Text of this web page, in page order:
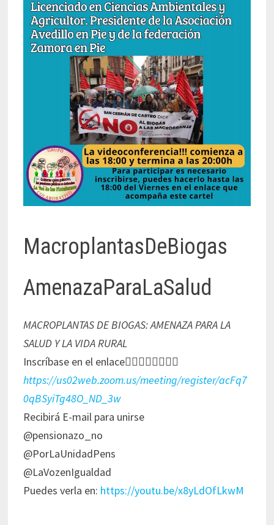
MacroplantasDeBiogas
AmenazaParaLaSalud
MACROPLANTAS DE BIOGAS: AMENAZA PARA LA
SALUD Y LA VIDA RURAL
Inscríbase en el enlace👇🏻👇🏻👇🏻👇🏻
https://us02web.zoom.us/meeting/register/acFq7
0qBSyiTg48O_ND_3w
Recibirá E-mail para unirse
@pensionazo_no
@PorLaUnidadPens
@LaVozenIgualdad
Puedes verla en: https://youtu.be/x8yLdOfLkwM